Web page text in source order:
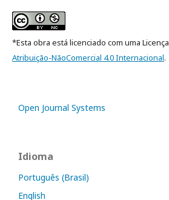
*Esta obra está licenciado com uma Licença
Atribuição-NãoComercial 4.0 Internacional.
Open Journal Systems
Idioma
Português (Brasil)
English